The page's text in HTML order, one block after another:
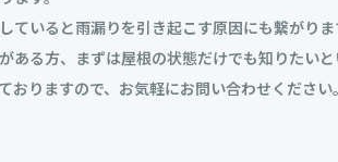
ていると雨漏りを引き起こす原因にも繋がり
ある方、まずは屋根の状態だけでも知りたい
おりますので、お気軽にお問い合わせください。